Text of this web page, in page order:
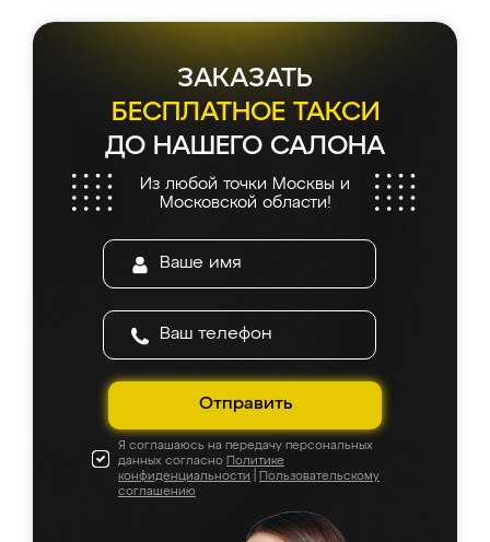
ЗАКАЗАТЬ
БЕСПЛАТНОЕ ТАКСИ
ДО НАШЕГО САЛОНА
Из любой точки Москвы и
Московской области!
Отправить
Я соглашаюсь на передачу персональных
данных согласно Политике
конфиденциальности
Пользовательскому
соглашению